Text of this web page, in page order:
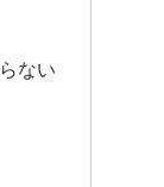
ない